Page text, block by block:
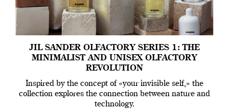
JIL SANDER OLFACTORY SERIES 1: THE
MINIMALIST AND UNISEX OLFACTORY
REVOLUTION
Inspired by the concept of «your invisible self,» the
collection explores the connection between nature and
technology.